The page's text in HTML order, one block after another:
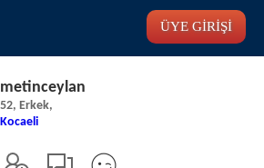
ÜYE GİRİŞİ
metinceylan
52, Erkek,
Kocaeli